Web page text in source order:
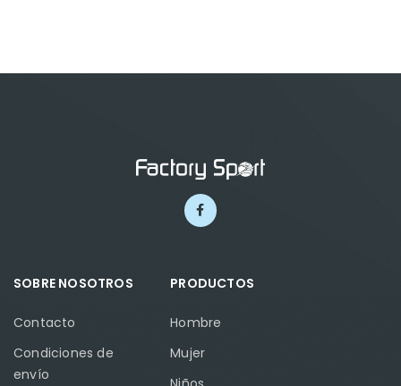
SOBRE NOSOTROS
Contacto
Condiciones de
envío
PRODUCTOS
Hombre
Mujer